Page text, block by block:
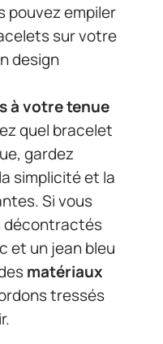
pouvez empiler
sur votre
design
à votre tenue
quel bracelet
gardez
simplicité et la
Si vous
décontractés
et un jean bleu
matériaux
tressés